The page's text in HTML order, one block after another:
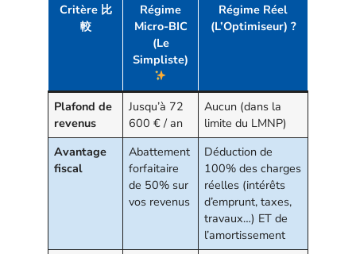
Critère 比
較
Régime
Micro-BIC
(Le
Simpliste)
Régime Réel
(L’Optimiseur) ?
Plafond de
revenus
Jusqu’à 72
600 € / an
Aucun (dans la
limite du LMNP)
Avantage
fiscal
Abattement
forfaitaire
de 50% sur
vos revenus
Déduction de
100% des charges
réelles (intérêts
d’emprunt, taxes,
travaux…) ET de
l’amortissement